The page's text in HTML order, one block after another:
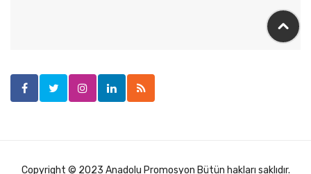
Copyright © 2023 Anadolu Promosyon Bütün hakları saklıdır.